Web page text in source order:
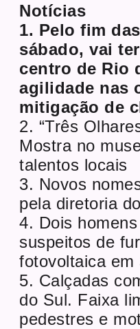
Notícias
1. Pelo fim
sábado, vai
centro de Rio
agilidade nas
mitigação de
2. “Três
Mostra no
talentos locais
3. Novos
pela diretoria
4. Dois
suspeitos de
fotovoltaica em
5. Calçadas
do Sul. Faixa
pedestres e